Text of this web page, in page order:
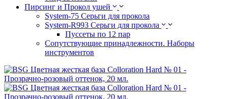
Пирсинг и Прокол ушей
System-75 Серьги для прокола
System-R993 Серьги для прокола
Пуссеты по 12 пар
Cопутствующие принадлежности. Наборы
инструментов